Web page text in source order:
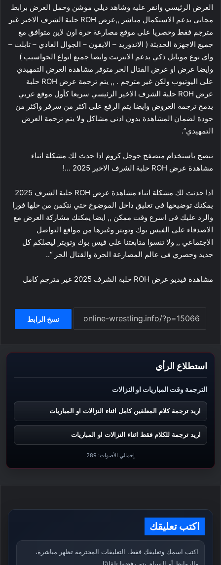
العرض الرئيسي وانقر عليه وشاهد ديلي موشن وحمل العرض برابط
مجاني يدعم الاستكمال مباشر ,,عرض ROH حلبة الشرف الاخير غير
مترجم فقط وحصريا على موقع مصارعة حرة اون لاين متوافق مع
جميع الاجهزة الحديثة ( الاندوريد – الايفون – الجوال العادي – تابلت –
واى نوع موبايل ذكي يدعم الانترنت وايضا جميع انواع الحواسيب )
وايضا عرض او عرض القتال الحر متوفر مشاهدة العرض التمهيدي
على اليوتيوب ولكن غير مترجم . ,, يتم ترجمة عرض ROH حلبة
عرض ROH حلبة الشرف الاخير الرئيسي سريعا كأول موقع عربي
يدمج ترجمة العروض وايضا يتم الرفع على اكثر من سرفر واكثر من
جودة لضمان المشاهدة بدون ادني مشاكل ولا يتم ترجمة العرض
التمهيدي”.
ننصح باستخدام متصفح جوجل كروم اذا حدث لك مشكلة اثناء
مشاهدة عرض ROH حلبة الشرف الاخير 2025 …!
اذا حدثت لك مشكلة اثناء مشاهدة عرض ROH حلبة الشرف 2025
يمكنك توضيحها فى تعليق داخل الموضوع حتي نتكمن من حلها فورا
والرد عليك فى اسرع وقت ممكن ,, ايضا يمكنك مشاركة العرض مع
الاصدقاء على الفيس بوك وتويتر وغيرها من مواقع التواصل
الاجتماعي ,, ولا تنسوا متابعتنا على فيس بوك وتويتر ليصلكم كل
جديد وحصري فى عالم المصارعة الحرة والقتال الحر “..
مشاهدة فيديو عرض ROH حلبة الشرف 2025 غير مترجم كامل
نسخ الرابط
استطلاع الرأي
الترجمة وقت المباريات او النزالات
اريد ترجمة كلام المعلقين كامل اثناء النزالات او المباريات
اريد ترجمة للكلام فقط اثناء النزالات او المباريات
إجمالي الأصوات: 289
اكتب تعليقك
اكتب اسمك وتعليقك فقط. التعليقات المحترمة تظهر مباشرة،
والروابط أو السبام يتم رفضها تلقائيًا.